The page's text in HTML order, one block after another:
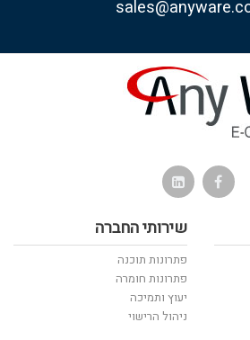
שירותי החברה
פתרונות תוכנה
פתרונות חומרה
יעוץ ותמיכה
ניהול הרישוי